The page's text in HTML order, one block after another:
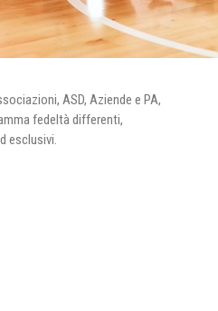
ASD, Aziende e PA,
fedeltà differenti,
esclusivi.